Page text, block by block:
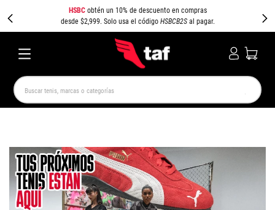
HSBCobtén un 10% de descuento en compras
desde $2,999. Solo usa el código HSBCB2Sal pagar.
Buscar tenis, marcas o categorías
SPEEDCAT JORDAN 1 CAMPUS
PUMA SPEEDCAT AIR MAX